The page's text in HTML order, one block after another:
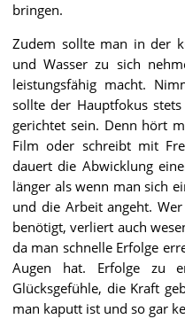
bringen.
Zudem sollte man in der
und Wasser zu sich
leistungsfähig macht.
sollte der Hauptfokus
gerichtet sein. Denn hört
Film oder schreibt mit
dauert die Abwicklung
länger als wenn man sich
und die Arbeit angeht.
benötigt, verliert auch
da man schnelle Erfolge
Augen hat. Erfolge zu
Glücksgefühle, die Kraft
man kaputt ist und so gar